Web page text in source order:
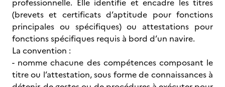
professionnelle. Elle identifie et encadre les titres
(brevets et certificats d’aptitude pour fonctions
principales ou spécifiques) ou attestations pour
fonctions spécifiques requis à bord d’un navire.
La convention :
- nomme chacune des compétences composant le
titre ou l’attestation, sous forme de connaissances à